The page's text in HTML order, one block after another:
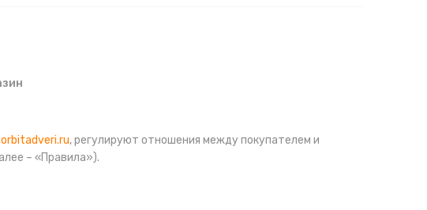
, регулируют отношения между покупателем и
– «Правила»).